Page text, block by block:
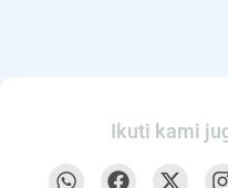
Ikuti kami